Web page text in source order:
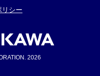
リシー
2026